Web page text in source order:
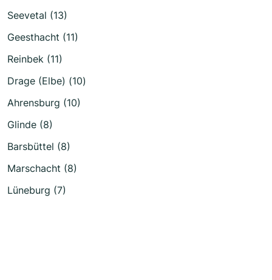
Seevetal (13)
Geesthacht (11)
Reinbek (11)
Drage (Elbe) (10)
Ahrensburg (10)
Glinde (8)
Barsbüttel (8)
Marschacht (8)
Lüneburg (7)